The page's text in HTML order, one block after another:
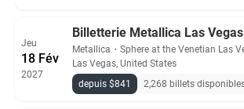
Jeu
18 Fév
2027
Billetterie Metallica Las Vegas
Metallica ・ Sphere at the Venetian Las
Las Vegas, United States
depuis $841
2,268 billets